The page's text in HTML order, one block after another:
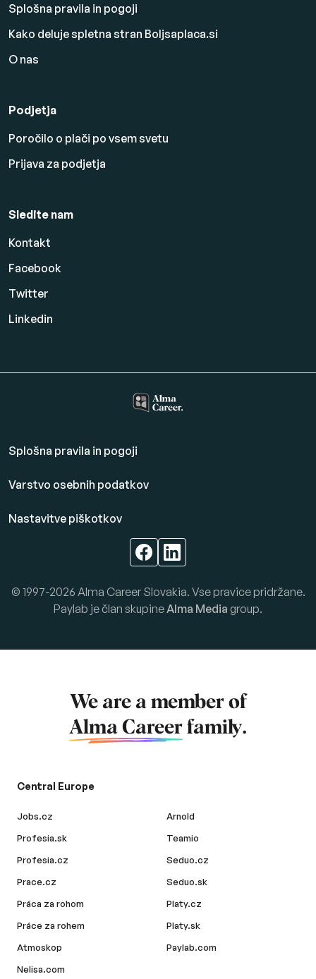
Splošna pravila in pogoji
Kako deluje spletna stran Boljsaplaca.si
O nas
Podjetja
Poročilo o plači po vsem svetu
Prijava za podjetja
Sledite nam
Kontakt
Facebook
Twitter
Linkedin
Splošna pravila in pogoji
Varstvo osebnih podatkov
Nastavitve piškotkov
© 1997-2026 Alma Career Slovakia. Vse pravice pridržane.
Paylab je član skupineAlma Media group.
We are a member of
Alma Career family.
Central Europe
Jobs.cz
Profesia.sk
Profesia.cz
Prace.cz
Práca za rohom
Práce za rohem
Atmoskop
Nelisa.com
Arnold
Teamio
Seduo.cz
Seduo.sk
Platy.cz
Platy.sk
Paylab.com